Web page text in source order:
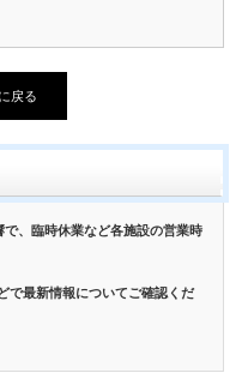
戻る
、臨時休業など各施設の営業時
で最新情報についてご確認くだ